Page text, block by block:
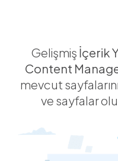
Gelişmiş İçerik
Content
mevcut
ve sayfalar